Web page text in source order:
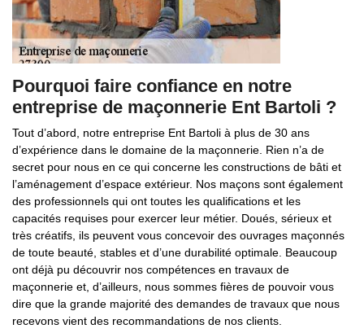
Pourquoi faire confiance en notre
entreprise de maçonnerie Ent Bartoli ?
Tout d’abord, notre entreprise Ent Bartoli à plus de 30 ans
d’expérience dans le domaine de la maçonnerie. Rien n’a de
secret pour nous en ce qui concerne les constructions de bâti et
l’aménagement d’espace extérieur. Nos maçons sont également
des professionnels qui ont toutes les qualifications et les
capacités requises pour exercer leur métier. Doués, sérieux et
très créatifs, ils peuvent vous concevoir des ouvrages maçonnés
de toute beauté, stables et d’une durabilité optimale. Beaucoup
ont déjà pu découvrir nos compétences en travaux de
maçonnerie et, d’ailleurs, nous sommes fières de pouvoir vous
dire que la grande majorité des demandes de travaux que nous
recevons vient des recommandations de nos clients.